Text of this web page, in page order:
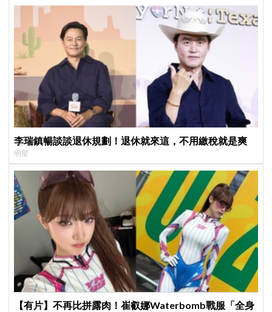
李瑞鎮暢談談退休規劃！退休就來這，不用繳稅就是爽
明星
【有片】不再比拼露肉！崔叡娜Waterbomb戰服「全身